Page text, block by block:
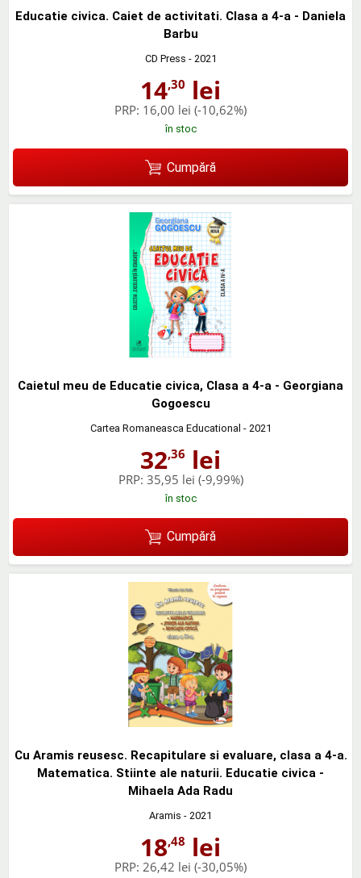
Educatie civica. Caiet de activitati. Clasa a 4-a - Daniela
Barbu
CD Press - 2021
14,30 lei
PRP: 16,00 lei (-10,62%)
în stoc
Cumpără
Caietul meu de Educatie civica, Clasa a 4-a - Georgiana
Gogoescu
Cartea Romaneasca Educational - 2021
32,36 lei
PRP: 35,95 lei (-9,99%)
în stoc
Cumpără
Cu Aramis reusesc. Recapitulare si evaluare, clasa a 4-a.
Matematica. Stiinte ale naturii. Educatie civica -
Mihaela Ada Radu
Aramis - 2021
18,48 lei
PRP: 26,42 lei (-30,05%)